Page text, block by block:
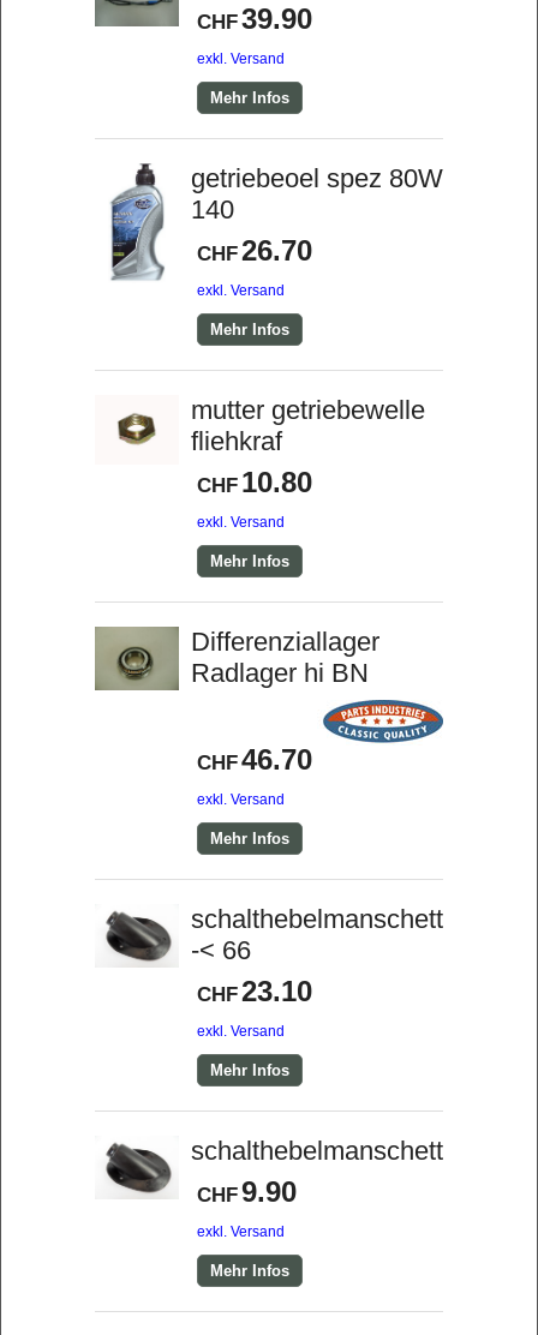
CHF39.90
exkl. Versand
Mehr Infos
getriebeoel spez 80W
140
CHF26.70
exkl. Versand
Mehr Infos
mutter getriebewelle
fliehkraf
CHF 10.80
exkl. Versand
Mehr Infos
Differenziallager
Radlager hi BN
CHF46.70
exkl. Versand
Mehr Infos
schalthebelmanschette
-< 66
CHF23.10
exkl. Versand
Mehr Infos
schalthebelmanschette
CHF9.90
exkl. Versand
Mehr Infos